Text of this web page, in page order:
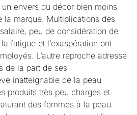
envers du décor bien moins
la marque. Multiplications des
peu de considération de
fatigue et l’exaspération ont
L’autre reproche adressé
de la part de ses
inatteignable de la peau
produits très peu chargés et
des femmes à la peau